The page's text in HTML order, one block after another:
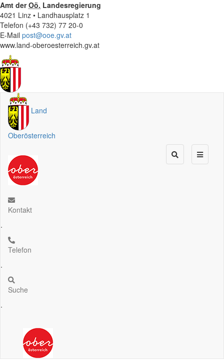
Amt derOö. Landesregierung
4021 Linz • Landhausplatz 1
Telefon (+43 732) 77 20-0
E-Mail post@ooe.gv.at
www.land-oberoesterreich.gv.at
Land
Oberösterreich
Kontakt
.
Telefon
.
Suche
.